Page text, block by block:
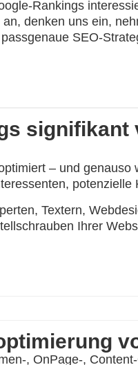
Rankings
denken uns ein,
SEO-
– und
potenzielle
Textern,
Ihrer
, OnPage-,